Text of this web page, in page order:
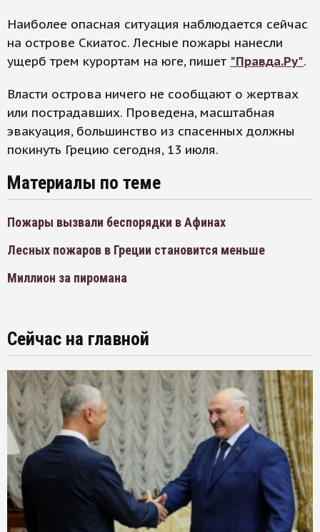
Наиболее опасная ситуация наблюдается сейчас
на острове Скиатос. Лесные пожары нанесли
ущерб трем курортам на юге, пишет "Правда.Ру".
Власти острова ничего не сообщают о жертвах
или пострадавших. Проведена, масштабная
эвакуация, большинство из спасенных должны
покинуть Грецию сегодня, 13 июля.
Материалы по теме
Пожары вызвали беспорядки в Афинах
Лесных пожаров в Греции становится меньше
Миллион за пиромана
Сейчас на главной